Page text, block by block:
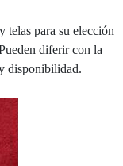
telas para su elección
diferir con la
disponibilidad.